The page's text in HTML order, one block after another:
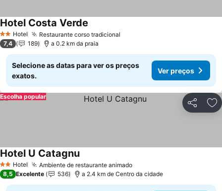
2 Estrelas
Hotel Restaurante corso tradicional
Hotel Costa Verde
7,4 189 a 0.2 km da praia
Selecione as datas para ver os preços
exatos.
Ver preços
Partilhar
Escolha popular
2 Estrelas
Hotel Ambiente de restaurante animado
Hotel U Catagnu
8,5 Excelente 536 a 2.4 km de Centro da cidade